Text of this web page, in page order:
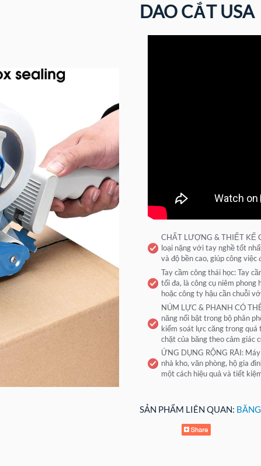
DAO CẮT USA
CHẤT LƯỢNG & THIẾT KẾ
loại nặng với tay nghề tốt
và độ bền cao, giúp công việc
Tay cầm công thái học: Tay
tối đa, là công cụ niêm phong
hoặc công ty hậu cần chuỗi
NÚM LỰC & PHANH CÓ
năng nổi bật trong bộ phân
kiểm soát lực căng trong quá
chặt của băng theo cảm giác
ỨNG DỤNG RỘNG RÃI:
nhà kho, văn phòng, hộ gia
một cách hiệu quả và tiết
SẢN PHẨM LIÊN QUAN: